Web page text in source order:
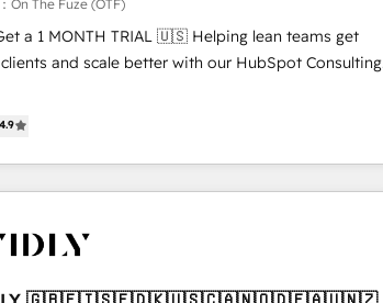
& Compliance: SOC 2 Type II and
attested for enterprise-grade data security. 🏆 Why
On The Fuze (OTF)
MONTH TRIAL 🇺🇸 Helping lean teams get
and scale better with our HubSpot Consulting
companies: - Win more business -
no-shows - Improve lead & deal conversion rates -
headcount ...by using HubSpot's full
get? 🤓 Our client's are too
Consultant + Tech Team to handle the heavy lifting
4.9